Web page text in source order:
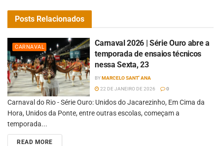
Posts Relacionados
CARNAVAL
Carnaval 2026 | Série Ouro abre a
temporada de ensaios técnicos
nessa Sexta, 23
BYMARCELO SANT' ANA
22 DE JANEIRO DE 2026
0
Carnaval do Rio - Série Ouro: Unidos do Jacarezinho, Em Cima da
Hora, Unidos da Ponte, entre outras escolas, começam a
temporada...
READ MORE